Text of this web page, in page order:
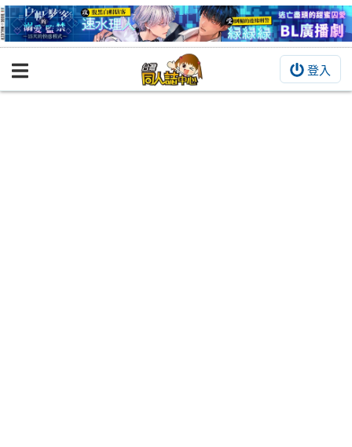
登入
BOOKY書集倉庫